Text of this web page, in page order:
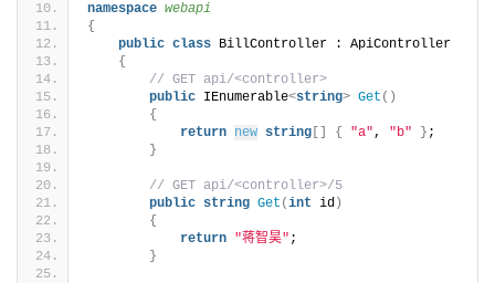
namespace webapi
{
public class BillController : ApiController
{
// GET api/<controller>
public IEnumerable<string> Get ()
{
return new string { "a", "b" } ;
}
// GET api/<controller>/5
public string Get (int id )
{
return "蒋智昊" ;
}